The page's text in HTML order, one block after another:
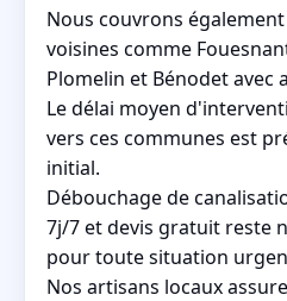
Nous couvrons
voisines comme
Plomelin et Bénodet avec
Le délai moyen
vers ces communes est
initial.
Débouchage de
7j/7 et devis gratuit reste
pour toute situation
Nos artisans locaux